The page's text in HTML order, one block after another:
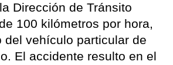
Dirección de Tránsito
100 kilómetros por hora,
del vehículo particular de
El accidente resulto en el